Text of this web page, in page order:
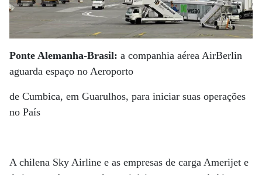
Ponte Alemanha-Brasil: a companhia aérea AirBerlin
aguarda espaço no Aeroporto
de Cumbica, em Guarulhos, para iniciar suas operações
no País
A chilena Sky Airline e as empresas de carga Amerijet e